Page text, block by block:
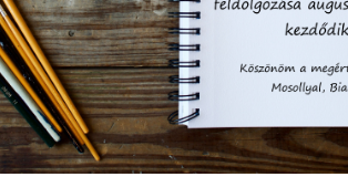
szettben - Falevelek
6 432 Ft
 KOSÁRBA